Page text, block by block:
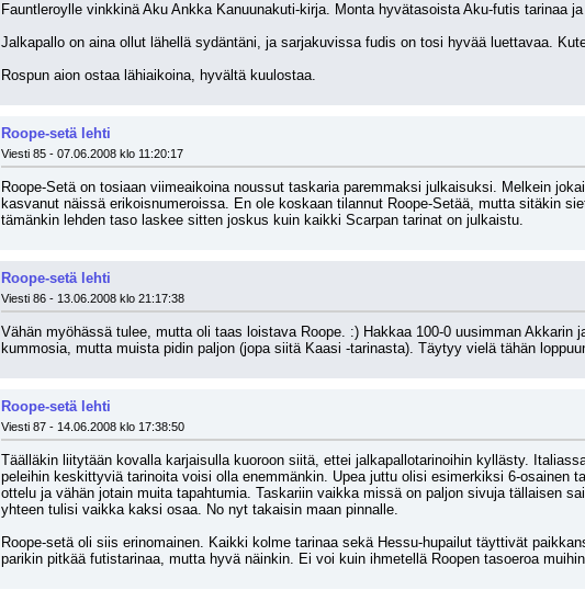
Fauntleroylle vinkkinä Aku Ankka Kanuunakuti-kirja. Monta hyvätasoista Aku-futis tarinaa
Jalkapallo on aina ollut lähellä sydäntäni, ja sarjakuvissa fudis on tosi hyvää luettavaa.
Rospun aion ostaa lähiaikoina, hyvältä kuulostaa.
Roope-setä lehti
Viesti 85 - 07.06.2008 klo 11:20:17
Roope-Setä on tosiaan viimeaikoina noussut taskaria paremmaksi julkaisuksi. Melkein
kasvanut näissä erikoisnumeroissa. En ole koskaan tilannut Roope-Setää, mutta sitäkin
tämänkin lehden taso laskee sitten joskus kuin kaikki Scarpan tarinat on julkaistu.
Roope-setä lehti
Viesti 86 - 13.06.2008 klo 21:17:38
Vähän myöhässä tulee, mutta oli taas loistava Roope. :) Hakkaa 100-0 uusimman
kummosia, mutta muista pidin paljon (jopa siitä Kaasi -tarinasta). Täytyy vielä tähän
Roope-setä lehti
Viesti 87 - 14.06.2008 klo 17:38:50
Täälläkin liitytään kovalla karjaisulla kuoroon siitä, ettei jalkapallotarinoihin kyllästy.
peleihin keskittyviä tarinoita voisi olla enemmänkin. Upea juttu olisi esimerkiksi 6-osainen
ottelu ja vähän jotain muita tapahtumia. Taskariin vaikka missä on paljon sivuja tällaisen
yhteen tulisi vaikka kaksi osaa. No nyt takaisin maan pinnalle.
Roope-setä oli siis erinomainen. Kaikki kolme tarinaa sekä Hessu-hupailut täyttivät
parikin pitkää futistarinaa, mutta hyvä näinkin. Ei voi kuin ihmetellä Roopen tasoeroa